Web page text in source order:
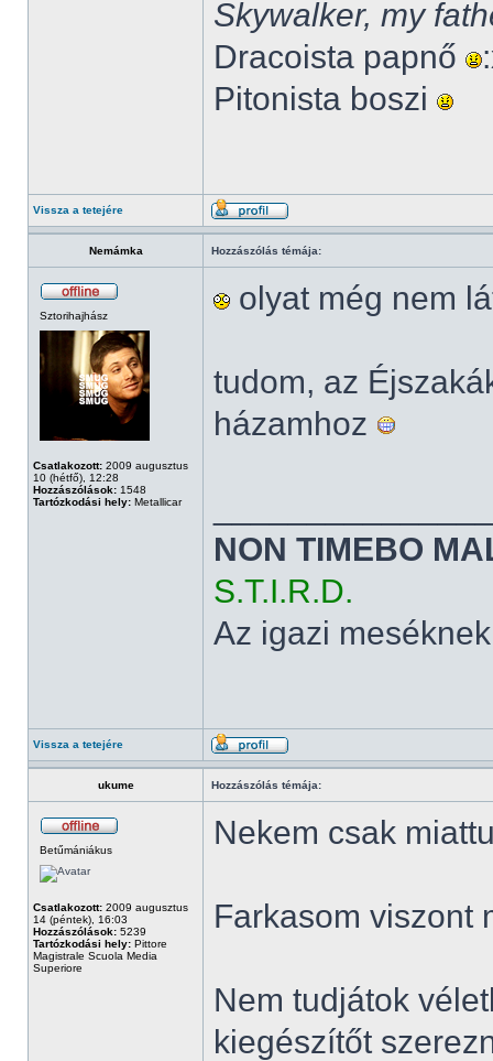
Skywalker, my
Dracoista papnő
Pitonista boszi
Vissza a tetejére
Nemámka Hozzászólás témája:
Sztorihajhász
Csatlakozott: 2009 augusztus
10 (hétfő), 12:28
Hozzászólások: 1548
Tartózkodási hely: Metallicar
olyat még nem
tudom, az
házamhoz
NON TIMEBO
S.T.I.R.D.
Az igazi
Vissza a tetejére
ukume Hozzászólás témája:
Betűmániákus
Csatlakozott: 2009 augusztus
14 (péntek), 16:03
Hozzászólások: 5239
Tartózkodási hely: Pittore
Magistrale Scuola Media
Superiore
Nekem csak
Farkasom viszont
Nem tudjátok
kiegészítőt